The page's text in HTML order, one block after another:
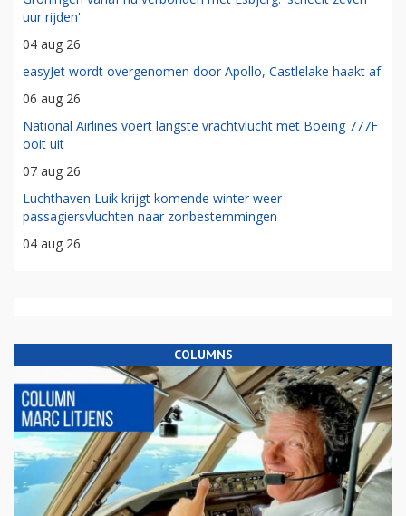
uur rijden'
04 aug 26
easyJet wordt overgenomen door Apollo, Castlelake haakt af
06 aug 26
National Airlines voert langste vrachtvlucht met Boeing 777F
ooit uit
07 aug 26
Luchthaven Luik krijgt komende winter weer
passagiersvluchten naar zonbestemmingen
04 aug 26
COLUMNS